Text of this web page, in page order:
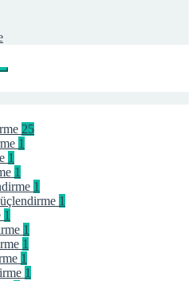
25
1
1
1
1
1
1
1
1
1
1